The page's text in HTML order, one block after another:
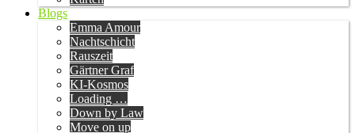
Blogs
Emma Amour
Nachtschicht
Rauszeit
Gärtner Graf
KI-Kosmos
Loading …
Down by Law
Move on up